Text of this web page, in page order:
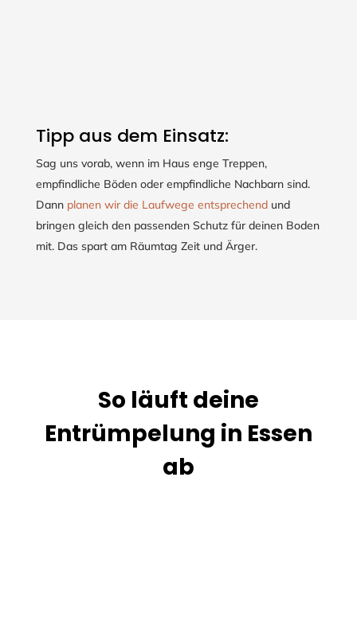
Tipp aus dem Einsatz:
Sag uns vorab, wenn im Haus enge Treppen,
empfindliche Böden oder empfindliche Nachbarn sind.
Dann planen wir die Laufwege entsprechendund
bringen gleich den passenden Schutz für deinen Boden
mit. Das spart am Räumtag Zeit und Ärger.
So läuft deine
Entrümpelung in Essen
ab